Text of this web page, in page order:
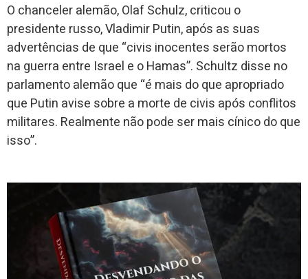
O chanceler alemão, Olaf Schulz, criticou o
presidente russo, Vladimir Putin, após as suas
advertências de que “civis inocentes serão mortos
na guerra entre Israel e o Hamas”. Schultz disse no
parlamento alemão que “é mais do que apropriado
que Putin avise sobre a morte de civis após conflitos
militares. Realmente não pode ser mais cínico do que
isso”.